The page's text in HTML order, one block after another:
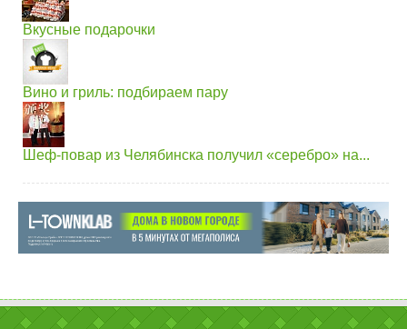
Вкусные подарочки
Вино и гриль: подбираем пару
Шеф-повар из Челябинска получил «серебро» на...